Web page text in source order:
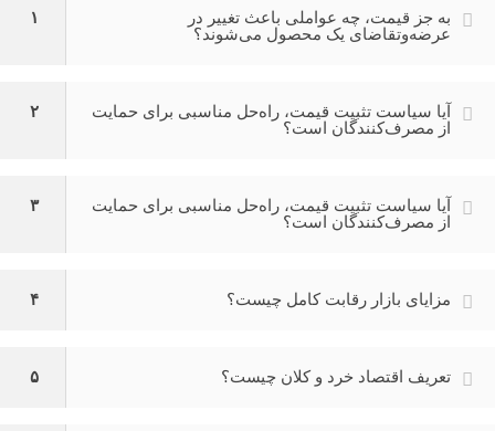
۱
به جز قیمت، چه عواملی باعث تغییر در
عرضه‌و‌تقاضای یک محصول می‌شوند؟
۲
آیا سیاست تثبیت قیمت، راه‌حل مناسبی برای حمایت
از مصرف‌کنندگان است؟
۳
آیا سیاست تثبیت قیمت، راه‌حل مناسبی برای حمایت
از مصرف‌کنندگان است؟
۴ مزایای بازار رقابت کامل چیست؟
۵ تعریف اقتصاد خرد و کلان چیست؟